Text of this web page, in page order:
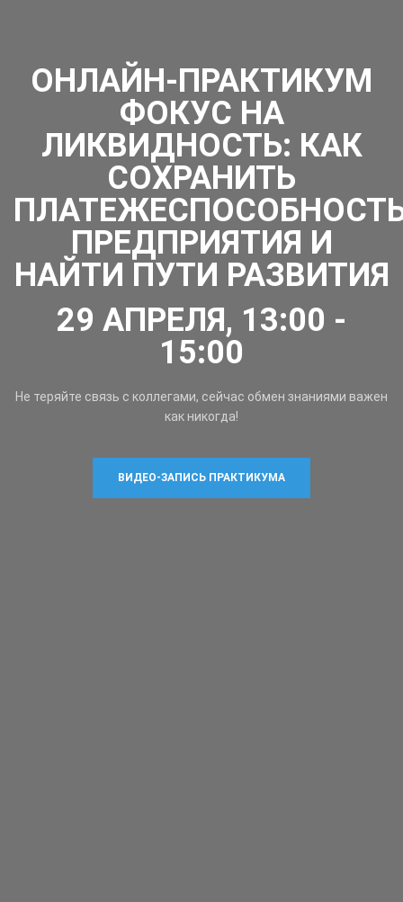
ОНЛАЙН-ПРАКТИКУМ
ФОКУС НА
ЛИКВИДНОСТЬ: КАК
СОХРАНИТЬ
ПРЕДПРИЯТИЯ И
НАЙТИ ПУТИ РАЗВИТИЯ
29 АПРЕЛЯ, 13:00 -
15:00
Не теряйте связь с коллегами, сейчас обмен знаниями важен
как никогда!
ВИДЕО-ЗАПИСЬ ПРАКТИКУМА